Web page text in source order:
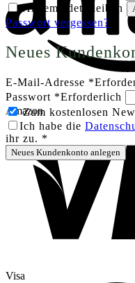
Amazon
Visa
Angemeldet bleiben
Passwort vergessen?
Neues
E-Mail-Adresse *
Passwort *Erforderlich
Zum kostenlosen
Ich habe die
ihr zu. *
Neues Kundenkonto anlegen